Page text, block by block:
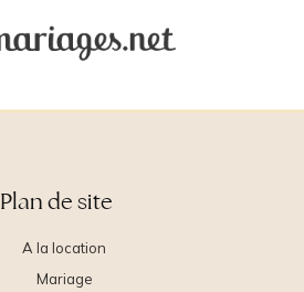
Plan de site
A la location
Mariage